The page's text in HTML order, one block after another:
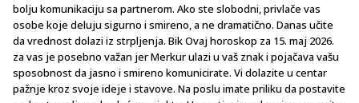
bolju komunikaciju sa partnerom. Ako ste slobodni, privlače vas
osobe koje deluju sigurno i smireno, a ne dramatično. Danas učite
da vrednost dolazi iz strpljenja. Bik Ovaj horoskop za 15. maj 2026.
za vas je posebno važan jer Merkur ulazi u vaš znak i pojačava vašu
sposobnost da jasno i smireno komunicirate. Vi dolazite u centar
pažnje kroz svoje ideje i stavove. Na poslu imate priliku da postavite